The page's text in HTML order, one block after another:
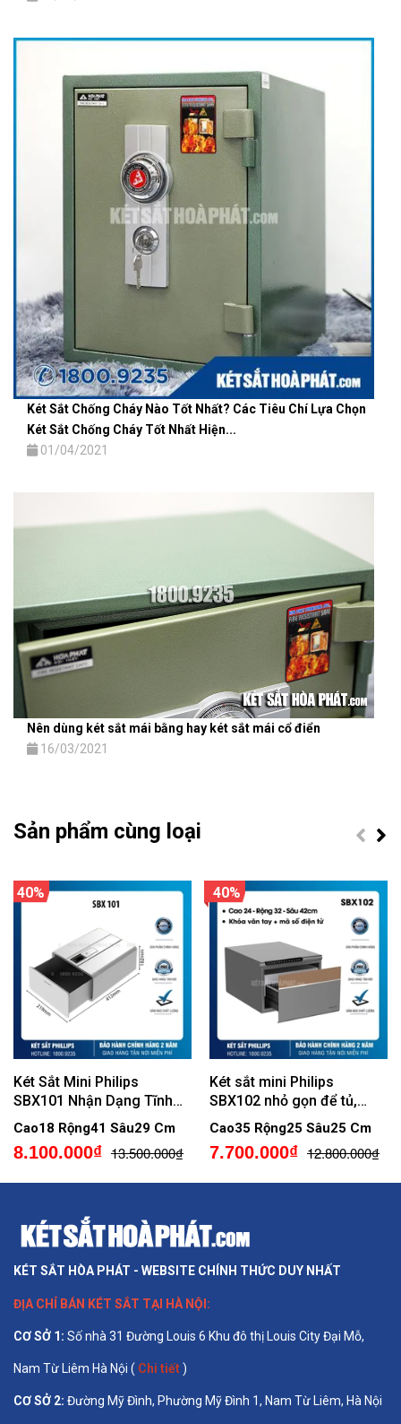
Két Sắt Chống Cháy Nào Tốt Nhất? Các Tiêu Chí Lựa Chọn
Két Sắt Chống Cháy Tốt Nhất Hiện...
01/04/2021
Nên dùng két sắt mái bằng hay két sắt mái cổ điển
16/03/2021
Sản phẩm cùng loại
40%
Két Sắt Mini Philips
SBX101 Nhận Dạng Tĩnh
Mạch Ngón Tay
Cao18 Rộng41 Sâu29 Cm
8.100.000₫ 13.500.000₫
40%
Két sắt mini Philips
SBX102 nhỏ gọn để tủ,
khóa vân tay điện tử,
Không cảnh báo qua điện
thoại
Cao35 Rộng25 Sâu25 Cm
7.700.000₫ 12.800.000₫
KÉT SẮT HÒA PHÁT - WEBSITE CHÍNH THỨC DUY NHẤT
ĐỊA CHỈ BÁN KÉT SẮT TẠI HÀ NỘI:
CƠ SỞ 1: Số nhà 31 Đường Louis 6 Khu đô thị Louis City Đại Mỗ,
Nam Từ Liêm Hà Nội ( Chi tiết)
CƠ SỞ 2: Đường Mỹ Đình, Phường Mỹ Đình 1, Nam Từ Liêm, Hà Nội